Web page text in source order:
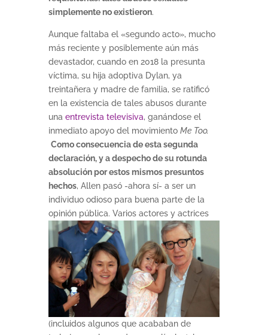
simplemente no existieron.
Aunque faltaba el «segundo acto», mucho
más reciente y posiblemente aún más
devastador, cuando en 2018 la presunta
víctima, su hija adoptiva Dylan, ya
treintañera y madre de familia, se ratificó
en la existencia de tales abusos durante
una entrevista televisiva, ganándose el
inmediato apoyo del movimiento Me Too.
Como consecuencia de esta segunda
declaración, y a despecho de su rotunda
absolución por estos mismos presuntos
hechos, Allen pasó -ahora sí- a ser un
individuo odioso para buena parte de la
opinión pública. Varios actores y actrices
(incluidos algunos que acababan de